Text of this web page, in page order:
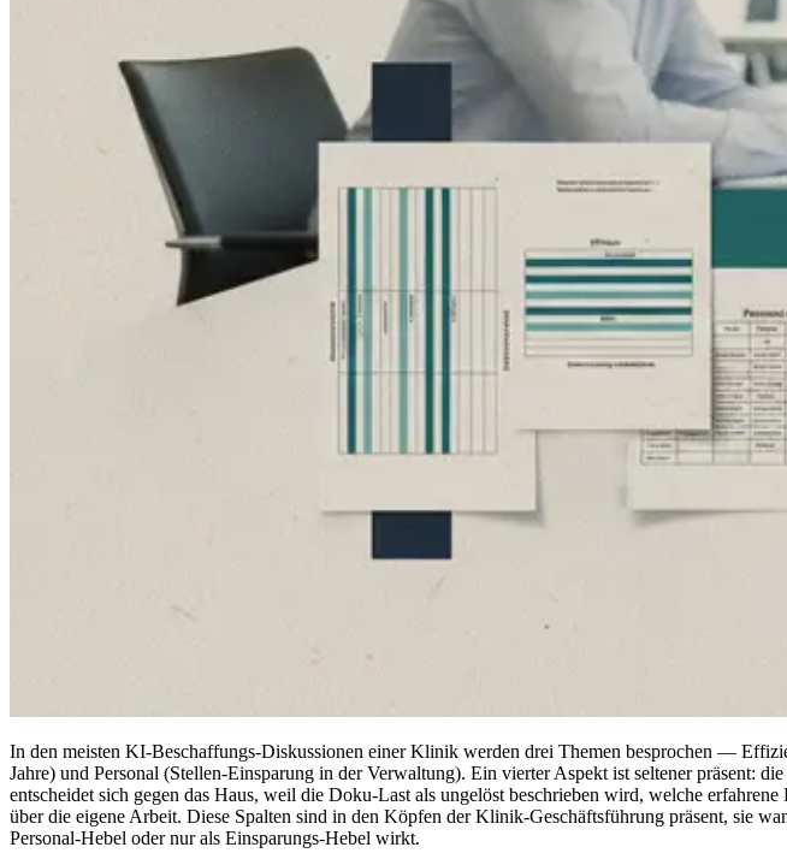
In den meisten KI-Beschaffungs-Diskussionen einer Klinik werden drei Themen besprochen —
Jahre) und Personal (Stellen-Einsparung in der Verwaltung). Ein vierter Aspekt ist seltener präsent:
entscheidet sich gegen das Haus, weil die Doku-Last als ungelöst beschrieben wird, welche
über die eigene Arbeit. Diese Spalten sind in den Köpfen der Klinik-Geschäftsführung präsent, sie
Personal-Hebel oder nur als Einsparungs-Hebel wirkt.